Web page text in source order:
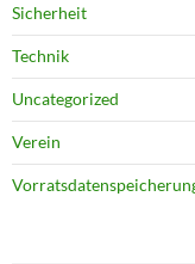
Sicherheit
Technik
Uncategorized
Verein